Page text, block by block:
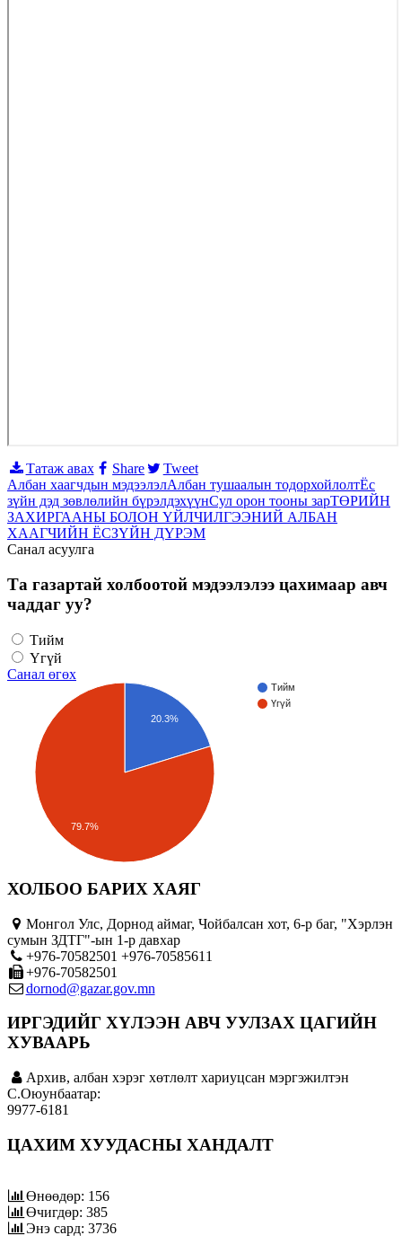
Татаж авах Share
Tweet
Албан хаагчдын мэдээлэлАлбан тушаалын тодорхойлолтЁс
зүйн дэд зөвлөлийн бүрэлдэхүүнСул орон тооны зарТӨРИЙН
ЗАХИРГААНЫ БОЛОН ҮЙЛЧИЛГЭЭНИЙ АЛБАН
ХААГЧИЙН ЁСЗҮЙН ДҮРЭМ
Санал асуулга
Та газартай холбоотой мэдээлэлээ цахимаар авч
чаддаг уу?
Тийм
Үгүй
Санал өгөх
Тийм
Үгүй
20.3%
79.7%
ХОЛБОО БАРИХ ХАЯГ
Монгол Улс, Дорнод аймаг, Чойбалсан хот, 6-р баг, "Хэрлэн
сумын ЗДТГ"-ын 1-р давхар
+976-70582501 +976-70585611
+976-70582501
dornod@gazar.gov.mn
ИРГЭДИЙГ ХҮЛЭЭН АВЧ УУЛЗАХ ЦАГИЙН
ХУВААРЬ
Архив, албан хэрэг хөтлөлт хариуцсан мэргэжилтэн
C.Оюунбаатар:
9977-6181
ЦАХИМ ХУУДАСНЫ ХАНДАЛТ
Өнөөдөр: 156
Өчигдөр: 385
Энэ сард: 3736